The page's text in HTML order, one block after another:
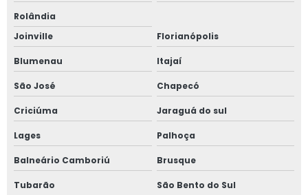
Rolândia
Joinville
Florianópolis
Blumenau Itajaí
São José Chapecó
Criciúma Jaraguá do sul
Lages Palhoça
Balneário Camboriú Brusque
Tubarão São Bento do Sul